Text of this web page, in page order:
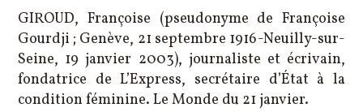
GIROUD, Françoise (pseudonyme de Françoise
Gourdji ; Genève, 21 septembre 1916-Neuilly-sur-
Seine, 19 janvier 2003), journaliste et écrivain,
fondatrice de L’Express, secrétaire d’État à la
condition féminine. Le Monde du 21 janvier.